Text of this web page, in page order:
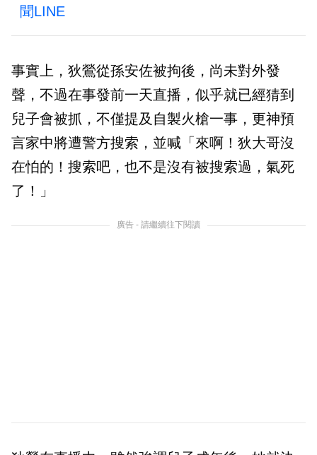
聞LINE
事實上，狄鶯從孫安佐被拘後，尚未對外發
聲，不過在事發前一天直播，似乎就已經猜到
兒子會被抓，不僅提及自製火槍一事，更神預
言家中將遭警方搜索，並喊「來啊！狄大哥沒
在怕的！搜索吧，也不是沒有被搜索過，氣死
了！」
廣告 - 請繼續往下閱讀